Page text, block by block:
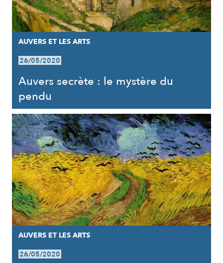
AUVERS ET LES ARTS
26/05/2020
Auvers secrète : le mystère du
pendu
AUVERS ET LES ARTS
26/05/2020